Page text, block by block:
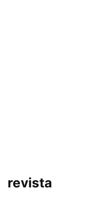
revista